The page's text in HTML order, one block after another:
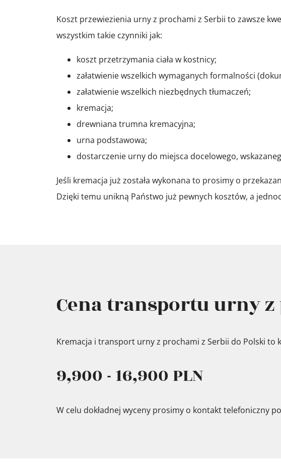
Koszt przewiezienia urny z prochami z Serbii to zawsze
wszystkim takie czynniki jak:
koszt przetrzymania ciała w kostnicy;
załatwienie wszelkich wymaganych formalności
załatwienie wszelkich niezbędnych tłumaczeń;
kremacja;
drewniana trumna kremacyjna;
urna podstawowa;
dostarczenie urny do miejsca docelowego,
Jeśli kremacja już została wykonana to prosimy o
Dzięki temu unikną Państwo już pewnych kosztów, a
Cena transportu urny
Kremacja i transport urny z prochami z Serbii do Polski to
9,900 - 16,900 PLN
W celu dokładnej wyceny prosimy o kontakt telefoniczny